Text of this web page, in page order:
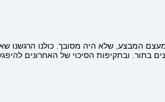
המבצע, שלא היה מסובך. כולנו הרגשנו
בתור. ובתקיפות הסיכוי של האחרונים